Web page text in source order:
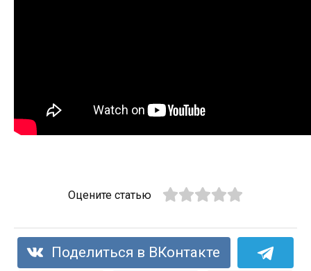
Оцените статью
Поделиться в ВКонтакте